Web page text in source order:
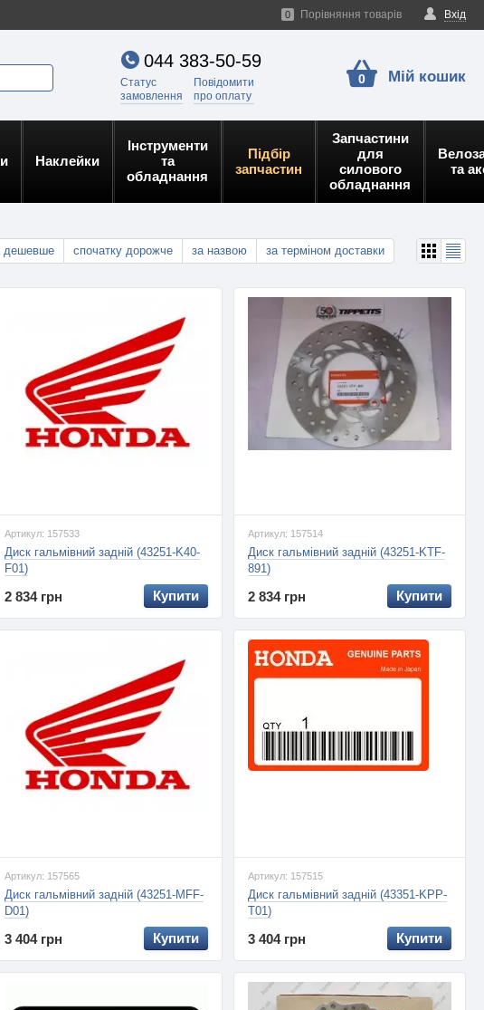
Вхід
0 Порівняння товарів
044 383-50-59
Статус
замовлення
Повідомити
про оплату
0 Мій кошик
Наклейки
Інструменти
та
обладнання
Підбір
запчастин
Запчастини
для
силового
обладнання
та
дешевше спочатку дорожче за назвою за терміном доставки
Артикул: 157533
Диск гальмівний задній (43251-K40-
F01)
2 834 грн Купити
Артикул: 157514
Диск гальмівний задній (43251-KTF-
891)
2 834 грн Купити
Артикул: 157565
Диск гальмівний задній (43251-MFF-
D01)
3 404 грн Купити
Артикул: 157515
Диск гальмівний задній (43351-KPP-
T01)
3 404 грн Купити